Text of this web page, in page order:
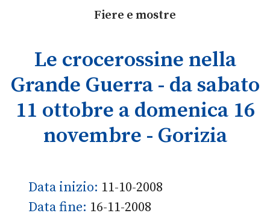
Fiere e mostre
Le crocerossine nella
Grande Guerra - da sabato
11 ottobre a domenica 16
novembre - Gorizia
Data inizio: 11-10-2008
Data fine: 16-11-2008